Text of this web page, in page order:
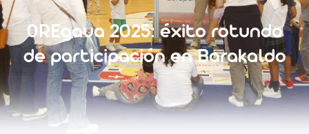
OREgaua 2025: éxito rotundo
de participación en Barakaldo